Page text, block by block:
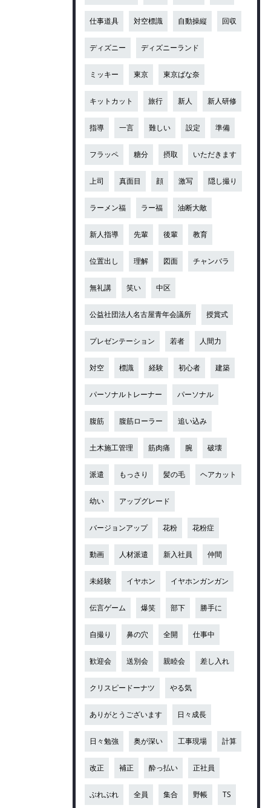
仕事道具 対空標識 自動操縦 回収
ディズニー ディズニーランド
ミッキー 東京 東京ばな奈
キットカット 旅行 新人 新人研修
指導 一言 難しい 設定 準備
フラッペ 糖分 摂取 いただきます
上司 真面目 顔 激写 隠し撮り
ラーメン福 ラー福 油断大敵
新人指導 先輩 後輩 教育
位置出し 理解 図面 チャンバラ
無礼講 笑い 中区
公益社団法人名古屋青年会議所 授賞式
プレゼンテーション 若者 人間力
対空 標識 経験 初心者 建築
パーソナルトレーナー パーソナル
腹筋 腹筋ローラー 追い込み
土木施工管理 筋肉痛 腕 破壊
派遣 もっさり 髪の毛 ヘアカット
幼い アップグレード
バージョンアップ 花粉 花粉症
動画 人材派遣 新入社員 仲間
未経験 イヤホン イヤホンガンガン
伝言ゲーム 爆笑 部下 勝手に
自撮り 鼻の穴 全開 仕事中
歓迎会 送別会 親睦会 差し入れ
クリスピードーナツ やる気
ありがとうございます 日々成長
日々勉強 奥が深い 工事現場 計算
改正 補正 酔っ払い 正社員
ぶれぶれ 全員 集合 野帳 TS